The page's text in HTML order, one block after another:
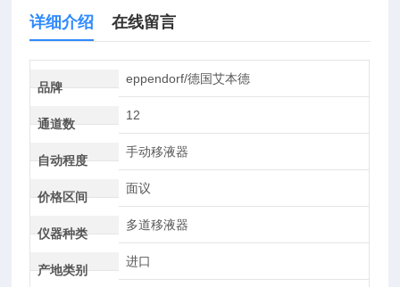
详细介绍 在线留言
品牌
eppendorf/德国艾本德
通道数
12
自动程度
手动移液器
价格区间
面议
仪器种类
多道移液器
产地类别
进口